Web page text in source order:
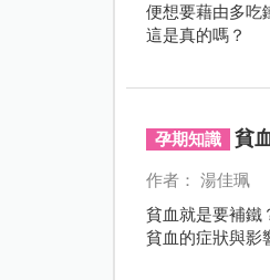
便想要藉由多吃
這是真的嗎？
孕期知識 貧
作者： 湯佳珮
貧血就是要補鐵
貧血的症狀與影